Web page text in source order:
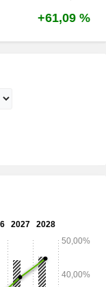
+61,09 %